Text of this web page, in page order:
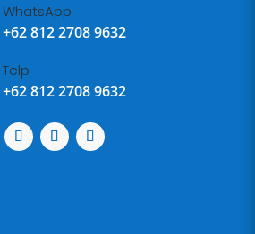
WhatsApp
+62 812 2708 9632
Telp
+62 812 2708 9632